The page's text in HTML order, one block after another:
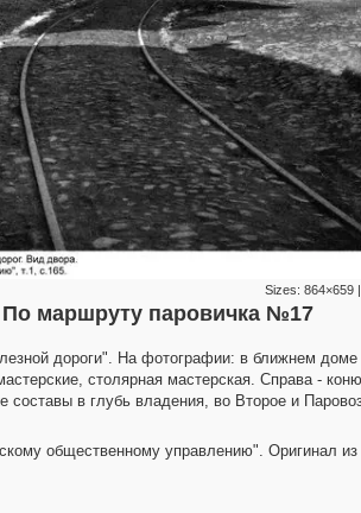
Sizes: 864×659|
По маршруту паровичка №17
дороги". На фотографии: в ближнем
столярная мастерская. Справа -
в глубь владения, во Второе и
общественному управлению". Оригинал